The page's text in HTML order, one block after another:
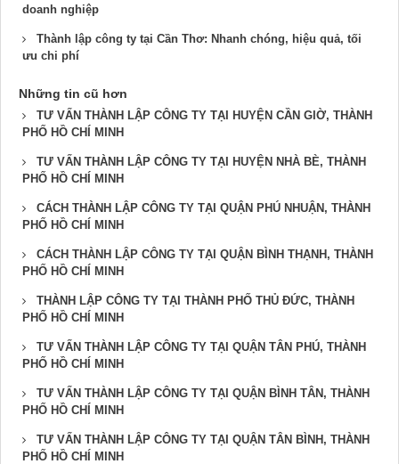
doanh nghiệp
Thành lập công ty tại Cần Thơ: Nhanh chóng, hiệu quả, tối
ưu chi phí
Những tin cũ hơn
TƯ VẤN THÀNH LẬP CÔNG TY TẠI HUYỆN CẦN GIỜ, THÀNH
PHỐ HỒ CHÍ MINH
TƯ VẤN THÀNH LẬP CÔNG TY TẠI HUYỆN NHÀ BÈ, THÀNH
PHỐ HỒ CHÍ MINH
CÁCH THÀNH LẬP CÔNG TY TẠI QUẬN PHÚ NHUẬN, THÀNH
PHỐ HỒ CHÍ MINH
CÁCH THÀNH LẬP CÔNG TY TẠI QUẬN BÌNH THẠNH, THÀNH
PHỐ HỒ CHÍ MINH
THÀNH LẬP CÔNG TY TẠI THÀNH PHỐ THỦ ĐỨC, THÀNH
PHỐ HỒ CHÍ MINH
TƯ VẤN THÀNH LẬP CÔNG TY TẠI QUẬN TÂN PHÚ, THÀNH
PHỐ HỒ CHÍ MINH
TƯ VẤN THÀNH LẬP CÔNG TY TẠI QUẬN BÌNH TÂN, THÀNH
PHỐ HỒ CHÍ MINH
TƯ VẤN THÀNH LẬP CÔNG TY TẠI QUẬN TÂN BÌNH, THÀNH
PHỐ HỒ CHÍ MINH